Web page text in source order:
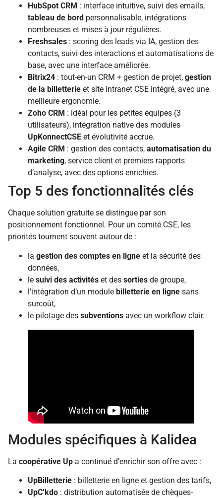
HubSpot CRM : interface intuitive, suivi des emails,
tableau de bord personnalisable, intégrations
nombreuses et mises à jour régulières.
Freshsales : scoring des leads via IA, gestion des
contacts, suivi des interactions et automatisations de
base, avec une interface améliorée.
Bitrix24 : tout-en-un CRM + gestion de projet, gestion
de la billetterie et site intranet CSE intégré, avec une
meilleure ergonomie.
Zoho CRM : idéal pour les petites équipes (3
utilisateurs), intégration native des modules
UpKonnectCSE et évolutivité accrue.
Agile CRM : gestion des contacts, automatisation du
marketing, service client et premiers rapports
d’analyse, avec des options enrichies.
Top 5 des fonctionnalités clés
Chaque solution gratuite se distingue par son
positionnement fonctionnel. Pour un comité CSE, les
priorités tournent souvent autour de :
la gestion des comptes en ligne et la sécurité des
données,
le suivi des activités et des sorties de groupe,
l’intégration d’un module billetterie en ligne sans
surcoût,
le pilotage des subventions avec un workflow clair.
Modules spécifiques à Kalidea
La coopérative Up a continué d’enrichir son offre avec :
UpBilletterie : billetterie en ligne et gestion des tarifs,
UpC’kdo : distribution automatisée de chèques-